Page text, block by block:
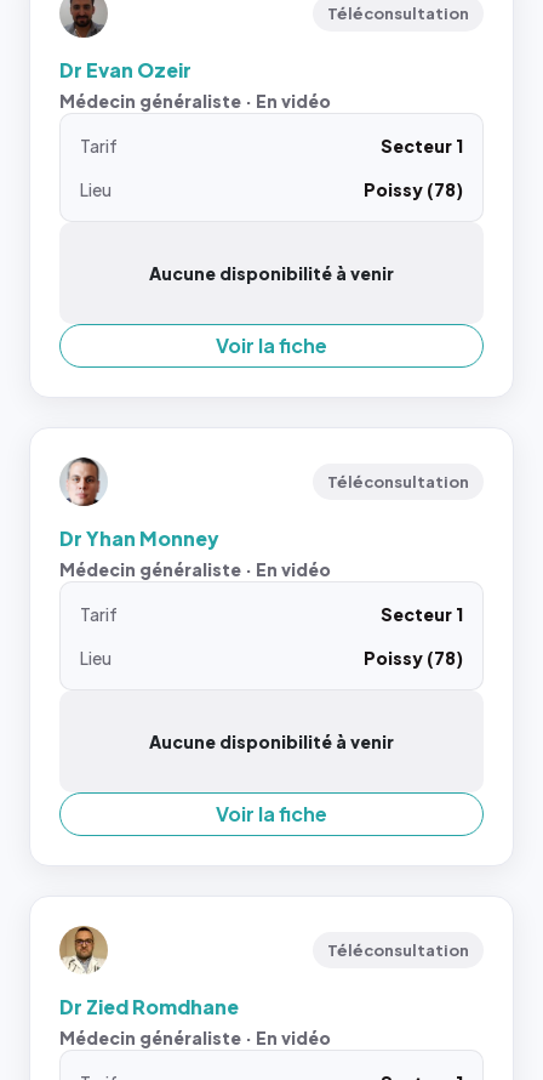
Téléconsultation
Dr Evan Ozeir
Médecin généraliste · En vidéo
Tarif
Secteur 1
Lieu
Poissy (78)
Aucune disponibilité à venir
Voir la fiche
Téléconsultation
Dr Yhan Monney
Médecin généraliste · En vidéo
Tarif
Secteur 1
Lieu
Poissy (78)
Aucune disponibilité à venir
Voir la fiche
Téléconsultation
Dr Zied Romdhane
Médecin généraliste · En vidéo